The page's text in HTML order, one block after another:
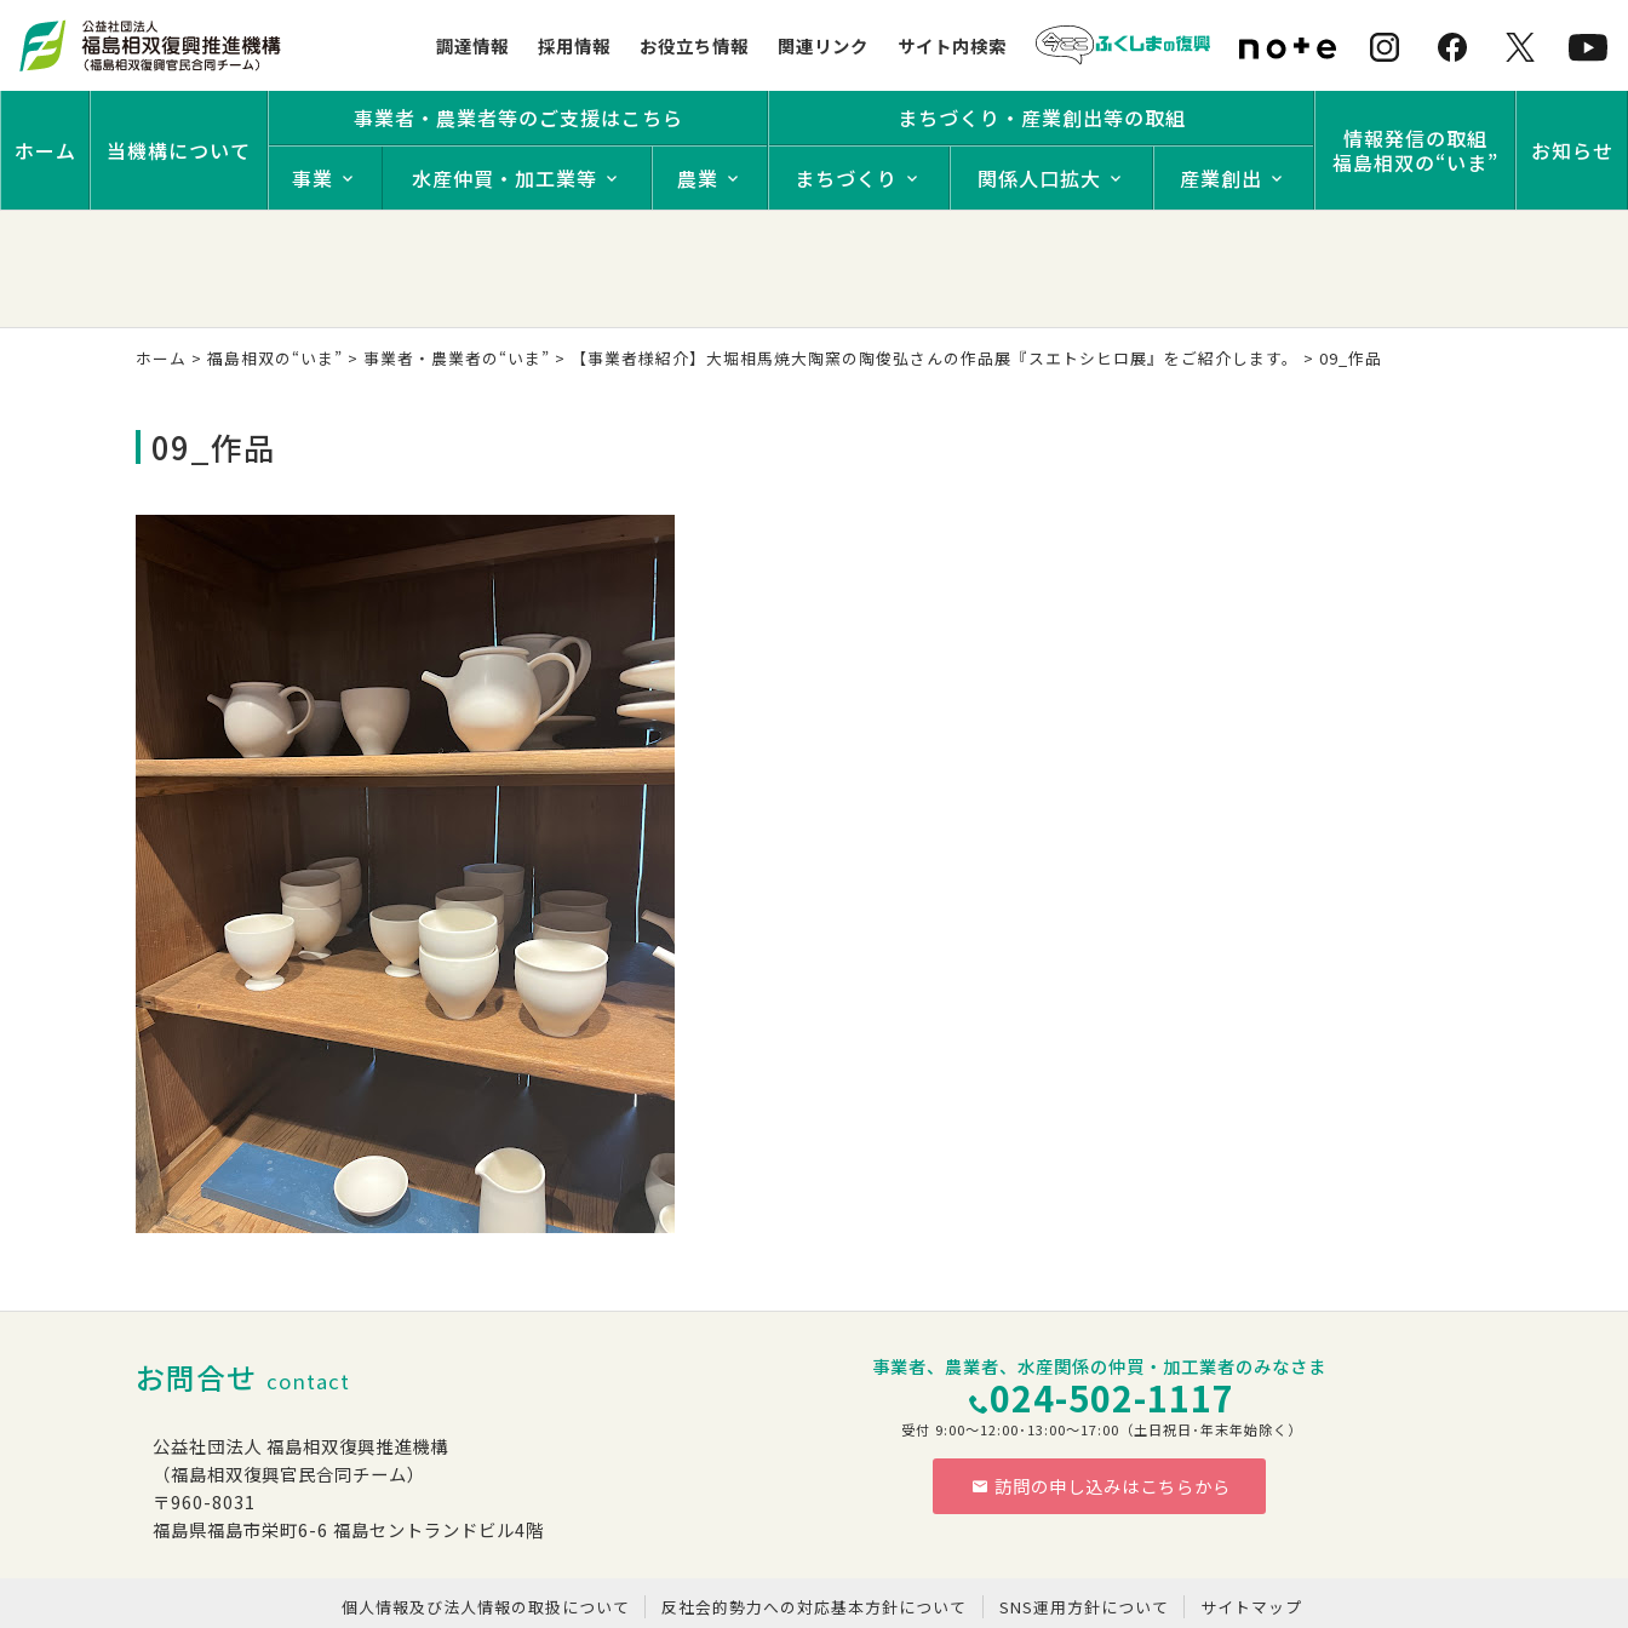
調達情報 採用情報 お役立ち情報 関連リンク サイト内検索
ホーム 当機構について
事業者・農業者等のご支援はこちら
事業 水産仲買・加工業等 農業
まちづくり・産業創出等の取組
まちづくり 関係人口拡大 産業創出
情報発信の取組
福島相双の“いま”
お知らせ
ホーム > 福島相双の“いま” > 事業者・農業者の“いま” > 【事業者様紹介】大堀相馬焼大陶窯の陶俊弘さんの作品展『スエトシヒロ展』をご紹介します。 > 09_作品
09_作品
お問合せ contact
公益社団法人 福島相双復興推進機構
（福島相双復興官民合同チーム）
〒960-8031
福島県福島市栄町6-6 福島セントランドビル4階
事業者、農業者、水産関係の仲買・加工業者のみなさま
024-502-1117
受付 9:00～12:00･13:00～17:00（土日祝日･年末年始除く）
訪問の申し込みはこちらから
個人情報及び法人情報の取扱について 反社会的勢力への対応基本方針について SNS運用方針について サイトマップ